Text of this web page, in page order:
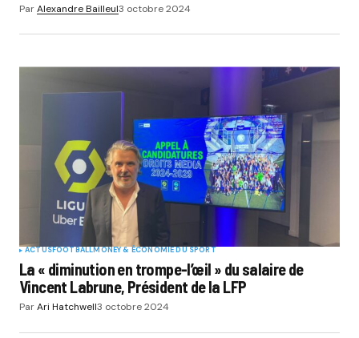
ParAlexandre Bailleul3 octobre 2024
ACTUSFOOTBALLMONEY & ÉCONOMIE DU SPORT
La « diminution en trompe-l’œil » du salaire de
Vincent Labrune, Président de la LFP
ParAri Hatchwell3 octobre 2024